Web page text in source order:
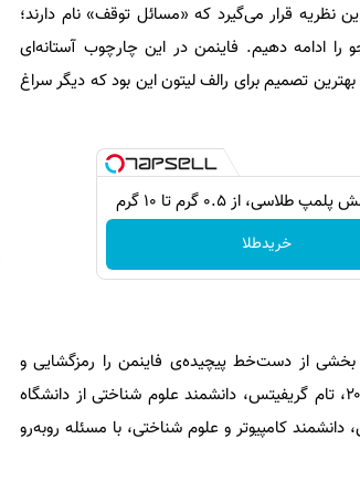
نظریه قرار می‌گیرد که «مسائل توقف» نام دارند؛
ادامه دهیم. فاینمن در این چارچوب آستانه‌ای
تصمیم برای رالف لیتون این بود که دیگر سراغ
طلاسی، از ۰.۵ گرم تا ۱۰ گرم
خریدطلا
یادداشت‌های ریچارد فاینمن را نگه داشت. در اوایل دهه‌ی ۲۰۰۰، بخشی از دست‌خط پیچیده‌ی فاینمن را رمزگشایی و
تفسیرش را به صورت آنلاین منتشر کرد. حدود یک دهه بعد، در سال ۲۰۱۳، تام گریفیتس، دانشمند علوم شناختی از دانشگاه
کامپیوتر و علوم شناختی، با مسئله روبه‌رو